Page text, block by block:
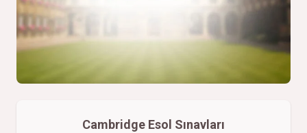
Cambridge Esol Sınavları